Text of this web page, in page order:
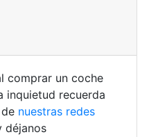
comprar un coche
inquietud recuerda
nuestras redes
déjanos